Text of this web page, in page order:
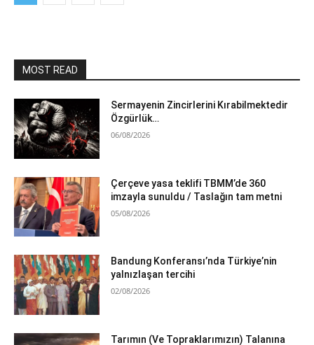
MOST READ
Sermayenin Zincirlerini Kırabilmektedir
Özgürlük…
06/08/2026
Çerçeve yasa teklifi TBMM’de 360
imzayla sunuldu / Taslağın tam metni
05/08/2026
Bandung Konferansı’nda Türkiye’nin
yalnızlaşan tercihi
02/08/2026
Tarımın (Ve Topraklarımızın) Talanına